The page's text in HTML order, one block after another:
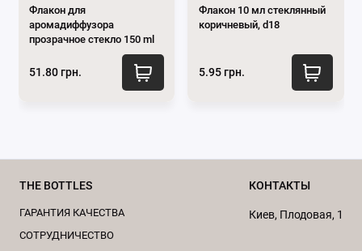
Дизайн:
Пластик черного цвета имеет
лаконичный и утонченный дизайн, хорошо
подойдет флаконам любого цвета.
Большой выбор пипеток косметических по выгодной
мессенджеры
Подписывайтесь на наши официальные страницы
Телеграм
Флакон для
аромадиффузора
прозрачное стекло 150 ml
51.80 грн.
Флакон 10 мл стеклянный
коричневый, d18
5.95 грн.
THE BOTTLES
ГАРАНТИЯ КАЧЕСТВА
CОТРУДНИЧЕСТВО
КОНТАКТЫ
Киев, Плодовая, 1